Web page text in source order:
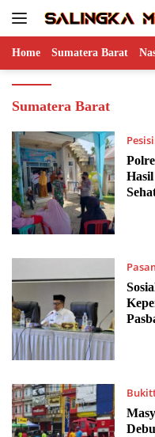
Home Sumatera Barat
Sumatera Barat